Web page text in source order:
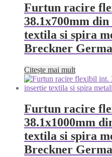
Furtun racire
38.1x700mm
textila si spira
Breckner
Citește mai mult
Furtun racire
38.1x1000mm
textila si spira
Breckner